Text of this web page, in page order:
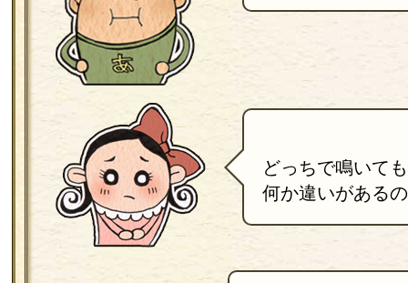
どっちで鳴いても
何か違いがある